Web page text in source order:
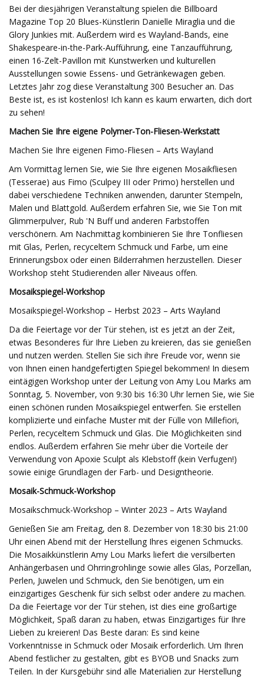
Bei der diesjährigen Veranstaltung spielen die Billboard
Magazine Top 20 Blues-Künstlerin Danielle Miraglia und die
Glory Junkies mit. Außerdem wird es Wayland-Bands, eine
Shakespeare-in-the-Park-Aufführung, eine Tanzaufführung,
einen 16-Zelt-Pavillon mit Kunstwerken und kulturellen
Ausstellungen sowie Essens- und Getränkewagen geben.
Letztes Jahr zog diese Veranstaltung 300 Besucher an. Das
Beste ist, es ist kostenlos! Ich kann es kaum erwarten, dich dort
zu sehen!
Machen Sie Ihre eigene Polymer-Ton-Fliesen-Werkstatt
Machen Sie Ihre eigenen Fimo-Fliesen – Arts Wayland
Am Vormittag lernen Sie, wie Sie Ihre eigenen Mosaikfliesen
(Tesserae) aus Fimo (Sculpey III oder Primo) herstellen und
dabei verschiedene Techniken anwenden, darunter Stempeln,
Malen und Blattgold. Außerdem erfahren Sie, wie Sie Ton mit
Glimmerpulver, Rub 'N Buff und anderen Farbstoffen
verschönern. Am Nachmittag kombinieren Sie Ihre Tonfliesen
mit Glas, Perlen, recyceltem Schmuck und Farbe, um eine
Erinnerungsbox oder einen Bilderrahmen herzustellen. Dieser
Workshop steht Studierenden aller Niveaus offen.
Mosaikspiegel-Workshop
Mosaikspiegel-Workshop – Herbst 2023 – Arts Wayland
Da die Feiertage vor der Tür stehen, ist es jetzt an der Zeit,
etwas Besonderes für Ihre Lieben zu kreieren, das sie genießen
und nutzen werden. Stellen Sie sich ihre Freude vor, wenn sie
von Ihnen einen handgefertigten Spiegel bekommen! In diesem
eintägigen Workshop unter der Leitung von Amy Lou Marks am
Sonntag, 5. November, von 9:30 bis 16:30 Uhr lernen Sie, wie Sie
einen schönen runden Mosaikspiegel entwerfen. Sie erstellen
komplizierte und einfache Muster mit der Fülle von Millefiori,
Perlen, recyceltem Schmuck und Glas. Die Möglichkeiten sind
endlos. Außerdem erfahren Sie mehr über die Vorteile der
Verwendung von Apoxie Sculpt als Klebstoff (kein Verfugen!)
sowie einige Grundlagen der Farb- und Designtheorie.
Mosaik-Schmuck-Workshop
Mosaikschmuck-Workshop – Winter 2023 – Arts Wayland
Genießen Sie am Freitag, den 8. Dezember von 18:30 bis 21:00
Uhr einen Abend mit der Herstellung Ihres eigenen Schmucks.
Die Mosaikkünstlerin Amy Lou Marks liefert die versilberten
Anhängerbasen und Ohrringrohlinge sowie alles Glas, Porzellan,
Perlen, Juwelen und Schmuck, den Sie benötigen, um ein
einzigartiges Geschenk für sich selbst oder andere zu machen.
Da die Feiertage vor der Tür stehen, ist dies eine großartige
Möglichkeit, Spaß daran zu haben, etwas Einzigartiges für Ihre
Lieben zu kreieren! Das Beste daran: Es sind keine
Vorkenntnisse in Schmuck oder Mosaik erforderlich. Um Ihren
Abend festlicher zu gestalten, gibt es BYOB und Snacks zum
Teilen. In der Kursgebühr sind alle Materialien zur Herstellung